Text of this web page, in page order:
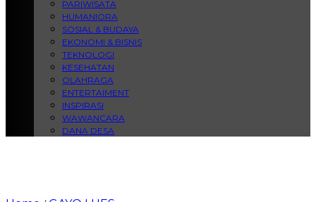
PARIWISATA
HUMANIORA
SOSIAL & BUDAYA
EKONOMI & BISNIS
TEKNOLOGI
KESEHATAN
OLAHRAGA
ENTERTAIMENT
INSPIRASI
WAWANCARA
DANA DESA